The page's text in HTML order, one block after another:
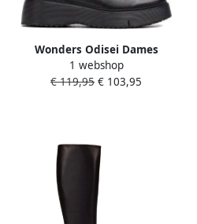
Wonders Odisei Dames
Sneaker met MemoryGel
Binnenzool Black Dames
1 webshop
€ 119,95 € 103,95